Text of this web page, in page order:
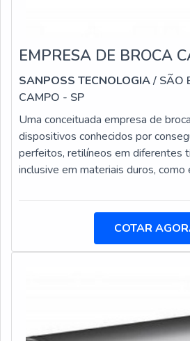
EMPRESA DE BROCA
SANPOSS TECNOLOGIA/ SÃO
CAMPO - SP
Uma conceituada empresa de
dispositivos conhecidos por
perfeitos, retilíneos em diferentes
inclusive em materiais duros, como
usado e não faz a necessidade de
broca utilizada no ramo da
grande profundidade, ou seja,
COTAR